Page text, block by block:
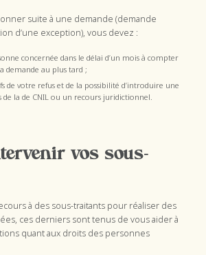
suite à une demande (demande
d’une exception), vous devez :
concernée dans le délai d’un mois à compter
demande au plus tard ;
de votre refus et de la possibilité d’introduire une
la de CNIL ou un recours juridictionnel.
vos sous-
à des sous-traitants pour réaliser des
ces derniers sont tenus de vous aider à
quant aux droits des personnes